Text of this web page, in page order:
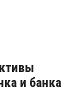
и банка